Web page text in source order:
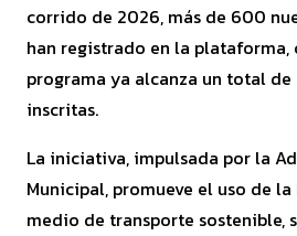
corrido de 2026, más de 600
han registrado en la plataforma,
programa ya alcanza un total de
inscritas.
La iniciativa, impulsada por la
Municipal, promueve el uso de
medio de transporte sostenible,